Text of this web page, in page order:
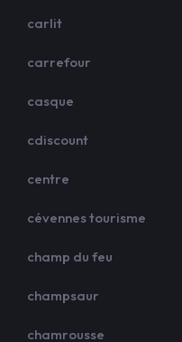
carlit
carrefour
casque
cdiscount
centre
cévennes tourisme
champ du feu
champsaur
chamrousse